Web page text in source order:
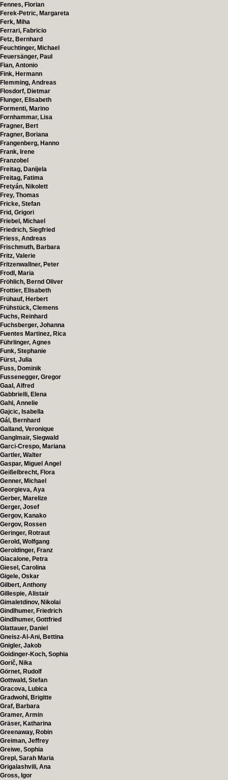
Fennes, Florian
Ferek-Petric, Margareta
Ferk, Miha
Ferrari, Fabricio
Fetz, Bernhard
Feuchtinger, Michael
Feuersänger, Paul
Fian, Antonio
Fink, Hermann
Flemming, Andreas
Flosdorf, Dietmar
Flunger, Elisabeth
Formenti, Marino
Fornhammar, Lisa
Fragner, Bert
Fragner, Boriana
Frangenberg, Hanno
Frank, Irene
Franzobel
Freitag, Danijela
Freitag, Fatima
Fretyán, Nikolett
Frey, Thomas
Fricke, Stefan
Frid, Grigori
Friebel, Michael
Friedrich, Siegfried
Friess, Andreas
Frischmuth, Barbara
Fritz, Valerie
Fritzenwallner, Peter
Frodl, Maria
Fröhlich, Bernd Oliver
Frottier, Elisabeth
Frühauf, Herbert
Frühstück, Clemens
Fuchs, Reinhard
Fuchsberger, Johanna
Fuentes Martinez, Rica
Führlinger, Agnes
Funk, Stephanie
Fürst, Julia
Fuss, Dominik
Fussenegger, Gregor
Gaal, Alfred
Gabbrielli, Elena
Gahl, Annelie
Gajcic, Isabella
Gál, Bernhard
Galland, Veronique
Ganglmair, Siegwald
Garci-Crespo, Mariana
Gartler, Walter
Gaspar, Miguel Angel
Geißelbrecht, Flora
Genner, Michael
Georgieva, Aya
Gerber, Marelize
Gerger, Josef
Gergov, Kanako
Gergov, Rossen
Geringer, Rotraut
Gerold, Wolfgang
Geroldinger, Franz
Giacalone, Petra
Giesel, Carolina
Gigele, Oskar
Gilbert, Anthony
Gillespie, Alistair
Gimaletdinov, Nikolai
Gindlhumer, Friedrich
Gindlhumer, Gottfried
Glattauer, Daniel
Gneisz-Al-Ani, Bettina
Gnigler, Jakob
Goidinger-Koch, Sophia
Gorič, Nika
Görnet, Rudolf
Gottwald, Stefan
Gracova, Lubica
Gradwohl, Brigitte
Graf, Barbara
Gramer, Armin
Gräser, Katharina
Greenaway, Robin
Greiman, Jeffrey
Greiwe, Sophia
Grepl, Sarah Maria
Grigalashvili, Ana
Gross, Igor